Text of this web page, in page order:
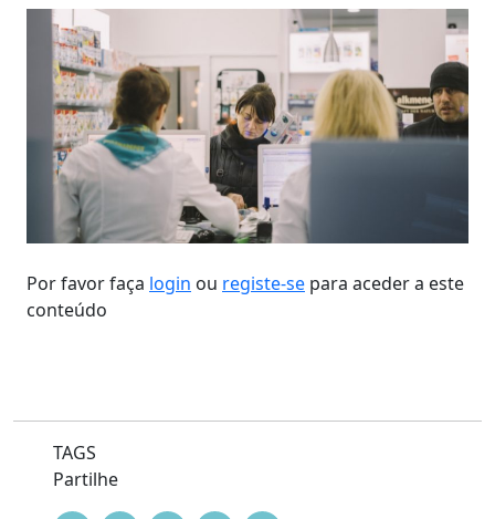
Por favor faça login ou registe-se para aceder a este
conteúdo
TAGS
Partilhe